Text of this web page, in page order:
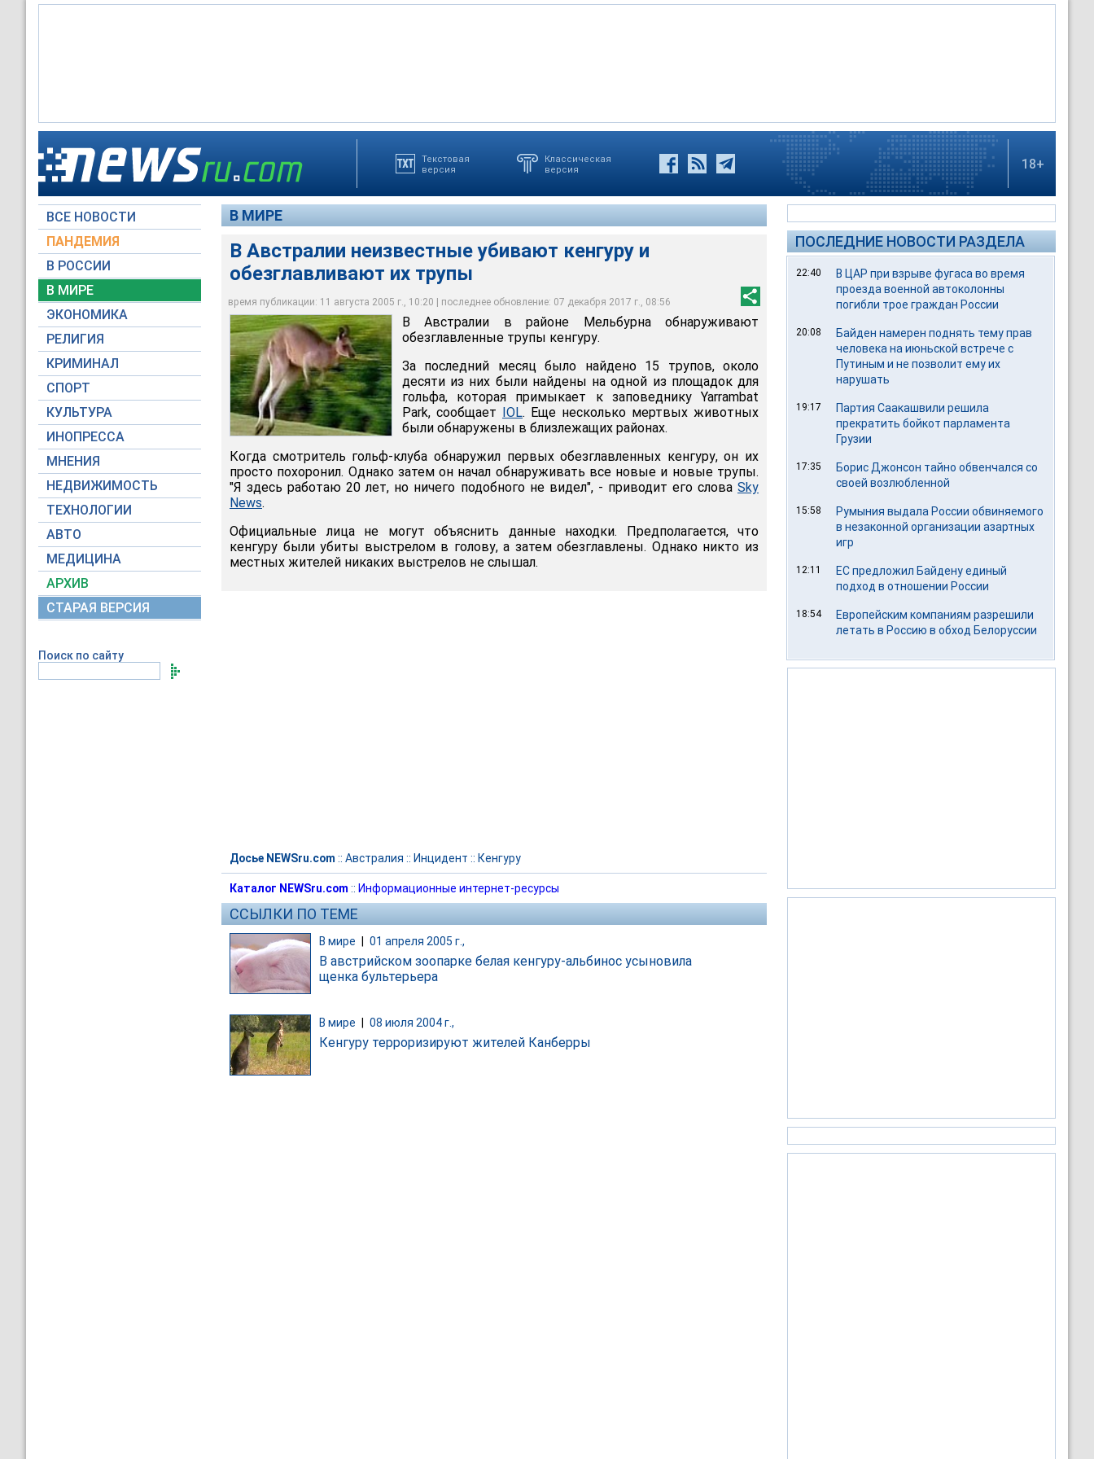
Текстовая
версия
Классическая
версия
18+
ВСЕ НОВОСТИ
ПАНДЕМИЯ
В РОССИИ
В МИРЕ
ЭКОНОМИКА
РЕЛИГИЯ
КРИМИНАЛ
СПОРТ
КУЛЬТУРА
ИНОПРЕССА
МНЕНИЯ
НЕДВИЖИМОСТЬ
ТЕХНОЛОГИИ
АВТО
МЕДИЦИНА
АРХИВ
СТАРАЯ ВЕРСИЯ
Поиск по сайту
В МИРЕ
В Австралии неизвестные убивают кенгуру и
обезглавливают их трупы
время публикации: 11 августа 2005 г., 10:20 | последнее обновление: 07 декабря 2017 г., 08:56
Австралии неизвестные убивают кенгуру и обезглавливают их трупы
Архив NEWSru.com
В Австралии в районе Мельбурна обнаруживают
обезглавленные трупы кенгуру.
За последний месяц было найдено 15 трупов, около
десяти из них были найдены на одной из площадок для
гольфа, которая примыкает к заповеднику Yarrambat
Park, сообщает IOL. Еще несколько мертвых животных
были обнаружены в близлежащих районах.
Когда смотритель гольф-клуба обнаружил первых обезглавленных кенгуру, он их
просто похоронил. Однако затем он начал обнаруживать все новые и новые трупы.
"Я здесь работаю 20 лет, но ничего подобного не видел", - приводит его слова Sky
News.
Официальные лица не могут объяснить данные находки. Предполагается, что
кенгуру были убиты выстрелом в голову, а затем обезглавлены. Однако никто из
местных жителей никаких выстрелов не слышал.
Досье NEWSru.com :: Австралия :: Инцидент :: Кенгуру
Каталог NEWSru.com :: Информационные интернет-ресурсы
ССЫЛКИ ПО ТЕМЕ
В мире 01 апреля 2005 г.,
В австрийском зоопарке белая кенгуру-альбинос усыновила
щенка бультерьера
В мире 08 июля 2004 г.,
Кенгуру терроризируют жителей Канберры
ПОСЛЕДНИЕ НОВОСТИ РАЗДЕЛА
22:40
В ЦАР при взрыве фугаса во время
проезда военной автоколонны
погибли трое граждан России
20:08
Байден намерен поднять тему прав
человека на июньской встрече с
Путиным и не позволит ему их
нарушать
19:17
Партия Саакашвили решила
прекратить бойкот парламента
Грузии
17:35
Борис Джонсон тайно обвенчался со
своей возлюбленной
15:58
Румыния выдала России обвиняемого
в незаконной организации азартных
игр
12:11
ЕС предложил Байдену единый
подход в отношении России
18:54
Европейским компаниям разрешили
летать в Россию в обход Белоруссии